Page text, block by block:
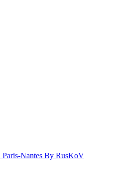
Nantes By RusKoV